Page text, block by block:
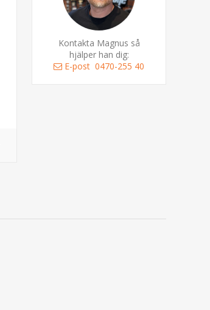
Kontakta Magnus så
hjälper han dig:
E-post 0470-255 40